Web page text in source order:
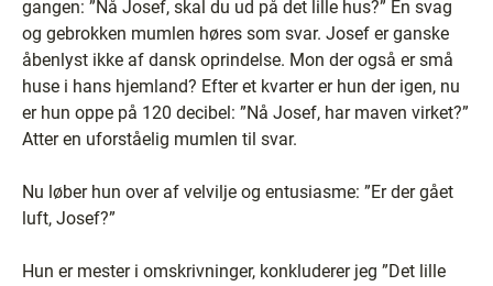
gangen: ”Nå Josef, skal du ud på det lille hus?” En svag
og gebrokken mumlen høres som svar. Josef er ganske
åbenlyst ikke af dansk oprindelse. Mon der også er små
huse i hans hjemland? Efter et kvarter er hun der igen, nu
er hun oppe på 120 decibel: ”Nå Josef, har maven virket?”
Atter en uforståelig mumlen til svar.
Nu løber hun over af velvilje og entusiasme: ”Er der gået
luft, Josef?”
Hun er mester i omskrivninger, konkluderer jeg ”Det lille